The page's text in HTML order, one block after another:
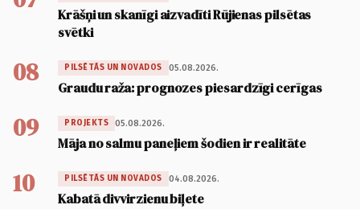
Krāšņi un skanīgi aizvadīti Rūjienas pilsētas
svētki
08 PILSĒTĀS UN NOVADOS 05.08.2026.
Graudu raža: prognozes piesardzīgi cerīgas
09 PROJEKTS 05.08.2026.
Māja no salmu paneļiem šodien ir realitāte
10 PILSĒTĀS UN NOVADOS 04.08.2026.
Kabatā divvirzienu biļete